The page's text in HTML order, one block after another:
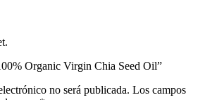
Organic Virgin Chia Seed Oil”
no será publicada. Los campos